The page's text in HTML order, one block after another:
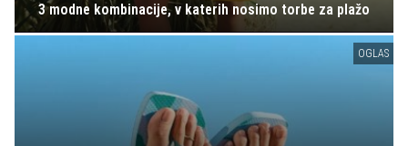
3 modne kombinacije, v katerih nosimo torbe za plažo
OGLAS